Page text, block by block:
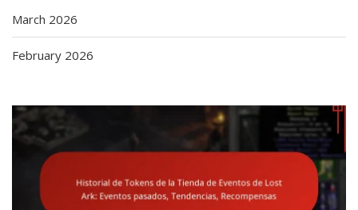
March 2026
February 2026